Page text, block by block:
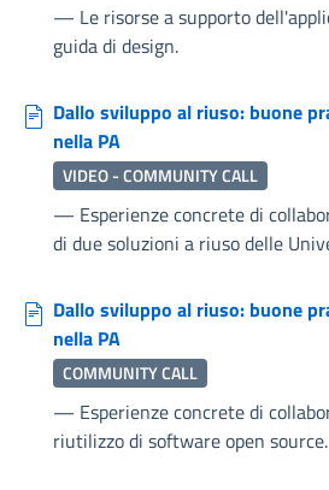
— Le risorse a supporto
guida di design.
Dallo sviluppo al riuso: buone
nella PA
VIDEO - COMMUNITY CALL
— Esperienze concrete di
di due soluzioni a riuso delle
Dallo sviluppo al riuso: buone
nella PA
COMMUNITY CALL
— Esperienze concrete di
riutilizzo di software open source.